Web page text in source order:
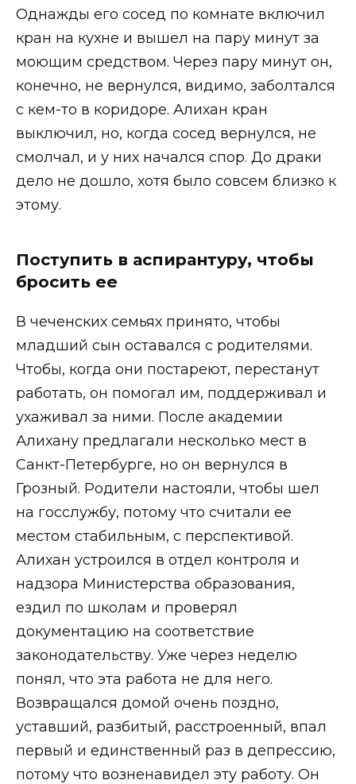
Однажды его сосед по комнате включил
кран на кухне и вышел на пару минут за
моющим средством. Через пару минут он,
конечно, не вернулся, видимо, заболтался
с кем-то в коридоре. Алихан кран
выключил, но, когда сосед вернулся, не
смолчал, и у них начался спор. До драки
дело не дошло, хотя было совсем близко к
этому.
Поступить в аспирантуру, чтобы
бросить ее
В чеченских семьях принято, чтобы
младший сын оставался с родителями.
Чтобы, когда они постареют, перестанут
работать, он помогал им, поддерживал и
ухаживал за ними. После академии
Алихану предлагали несколько мест в
Санкт-Петербурге, но он вернулся в
Грозный. Родители настояли, чтобы шел
на госслужбу, потому что считали ее
местом стабильным, с перспективой.
Алихан устроился в отдел контроля и
надзора Министерства образования,
ездил по школам и проверял
документацию на соответствие
законодательству. Уже через неделю
понял, что эта работа не для него.
Возвращался домой очень поздно,
уставший, разбитый, расстроенный, впал
первый и единственный раз в депрессию,
потому что возненавидел эту работу. Он